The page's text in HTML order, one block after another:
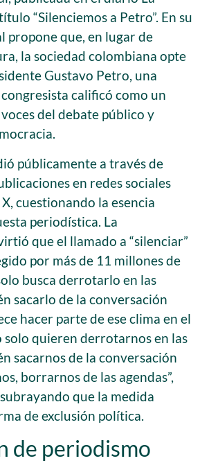
“Silenciemos a Petro”. En su
propone que, en lugar de
la sociedad colombiana opte
Gustavo Petro, una
calificó como un
del debate público y
públicamente a través de
en redes sociales
cuestionando la esencia
periodística. La
que el llamado a “silenciar”
por más de 11 millones de
busca derrotarlo en las
sacarlo de la conversación
hacer parte de ese clima en el
solo quieren derrotarnos en las
sacarnos de la conversación
borrarnos de las agendas”,
que la medida
de exclusión política.
de periodismo